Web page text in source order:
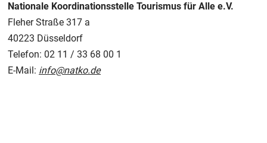
Nationale Koordinationsstelle Tourismus für Alle e.V.
Fleher Straße 317 a
40223 Düsseldorf
Telefon: 02 11 / 33 68 00 1
E-Mail: info@natko.de